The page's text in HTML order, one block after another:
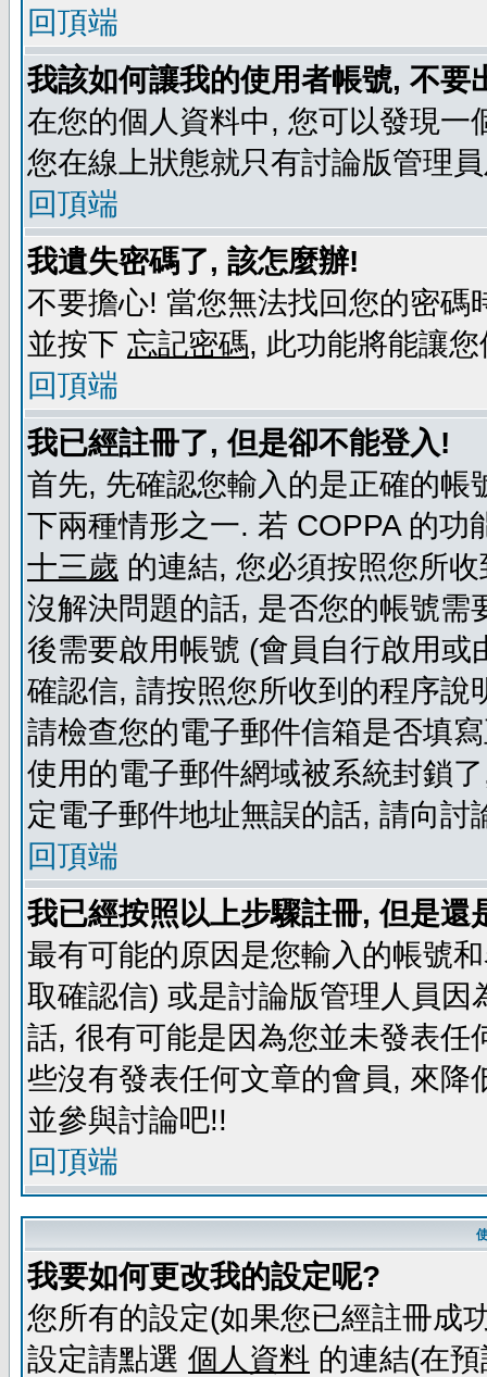
回頂端
我該如何讓我的使用者帳號, 不
在您的個人資料中, 您可以發現一
您在線上狀態就只有討論版管理
回頂端
我遺失密碼了, 該怎麼辦!
不要擔心! 當您無法找回您的密
並按下 忘記密碼, 此功能將能讓
回頂端
我已經註冊了, 但是卻不能登入!
首先, 先確認您輸入的是正確的
下兩種情形之一. 若 COPPA 的
十三歲 的連結, 您必須按照您所
沒解決問題的話, 是否您的帳號
後需要啟用帳號 (會員自行啟用
確認信, 請按照您所收到的程序
請檢查您的電子郵件信箱是否填
使用的電子郵件網域被系統封鎖
定電子郵件地址無誤的話, 請向
回頂端
我已經按照以上步驟註冊, 但是還
最有可能的原因是您輸入的帳號
取確認信) 或是討論版管理人員
話, 很有可能是因為您並未發表
些沒有發表任何文章的會員, 來
並參與討論吧!!
回頂端
我要如何更改我的設定呢?
您所有的設定(如果您已經註冊成
設定請點選 個人資料 的連結(在